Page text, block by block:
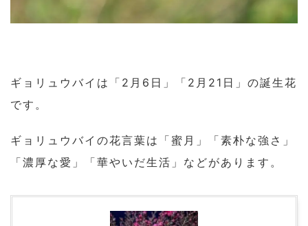
ギョリュウバイは「2月6日」「2月21日」の誕生花
です。
ギョリュウバイの花言葉は「蜜月」「素朴な強さ」
「濃厚な愛」「華やいだ生活」などがあります。